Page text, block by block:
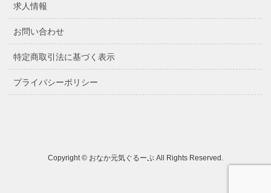
求人情報
お問い合わせ
特定商取引法に基づく表示
プライバシーポリシー
Copyright © おなか元気ぐるーぷ All Rights Reserved.